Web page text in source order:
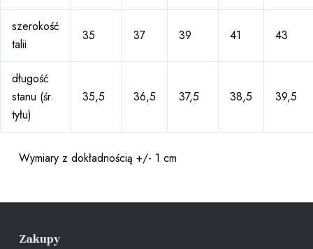
szerokość
talii
35 37 39 41 43
długość
stanu (śr.
tyłu)
35,5 36,5 37,5 38,5 39,5
Wymiary z dokładnością +/- 1 cm
Zakupy